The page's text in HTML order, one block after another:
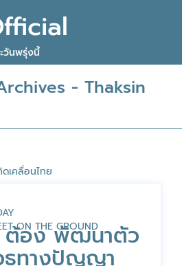
วันพรุ่งนี้
เคลื่อนไทย
ON THE GROUND
- Thaksin
ต้อง พัฒนาตัว
ธทางปัญญา